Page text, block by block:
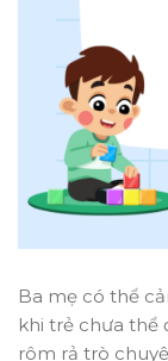
Ba mẹ có thể
khi trẻ chưa thể
rôm rả trò